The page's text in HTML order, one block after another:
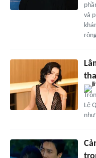
vả
Lệ